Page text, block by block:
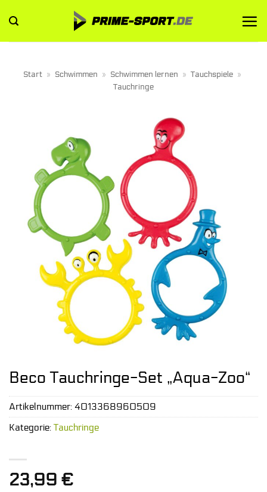
Inhalt
springen
Start » Schwimmen » Schwimmen lernen » Tauchspiele »
Tauchringe
Beco Tauchringe-Set „Aqua-Zoo“
23,99 €
Artikelnummer: 4013368960509
Kategorie:Tauchringe